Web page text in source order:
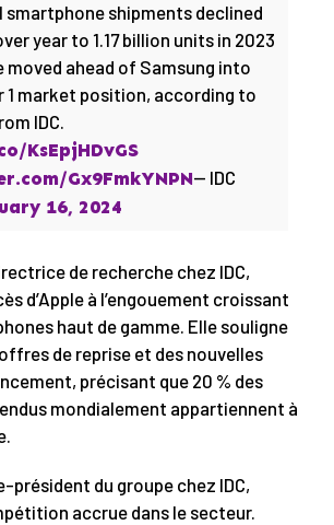
smartphone shipments declined
year to 1.17 billion units in 2023
moved ahead of Samsung into
1 market position, according to
IDC.
KsEpjHDvGS
Gx9FmkYNPN— IDC
16, 2024
de recherche chez IDC,
d’Apple à l’engouement croissant
haut de gamme. Elle souligne
de reprise et des nouvelles
précisant que 20 % des
mondialement appartiennent à
président du groupe chez IDC,
accrue dans le secteur.